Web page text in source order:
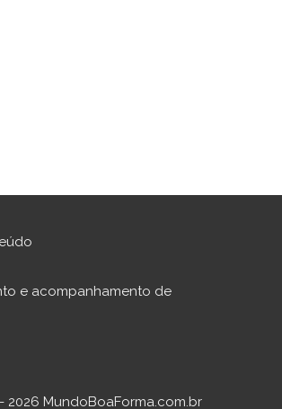
e acompanhamento de
2026 MundoBoaForma.com.br